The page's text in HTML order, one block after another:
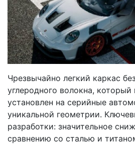
Чрезвычайно легкий каркас
углеродного волокна,
установлен на серийные
уникальной геометрии.
разработки: значительное
сравнению со сталью и